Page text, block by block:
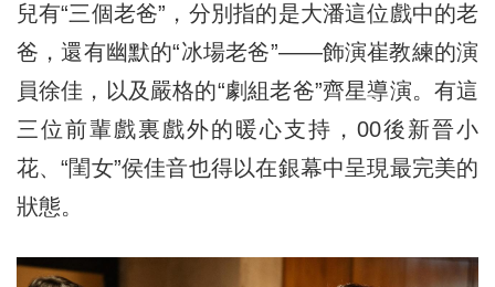
兒有“三個老爸”，分別指的是大潘這位戲中的老
爸，還有幽默的“冰場老爸”——飾演崔教練的演
員徐佳，以及嚴格的“劇組老爸”齊星導演。有這
三位前輩戲裏戲外的暖心支持，00後新晉小
花、“閨女”侯佳音也得以在銀幕中呈現最完美的
狀態。